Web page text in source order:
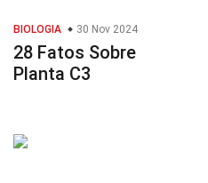
BIOLOGIA 30 Nov 2024
28 Fatos Sobre
Planta C3